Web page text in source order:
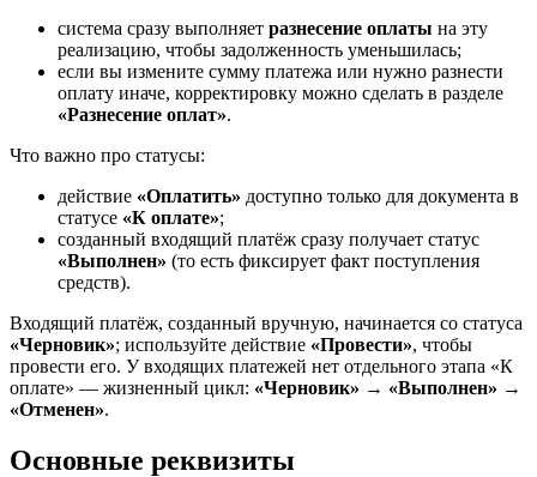
система сразу выполняет разнесение оплаты на эту
реализацию, чтобы задолженность уменьшилась;
если вы измените сумму платежа или нужно разнести
оплату иначе, корректировку можно сделать в разделе
«Разнесение оплат».
Что важно про статусы:
действие «Оплатить» доступно только для документа в
статусе «К оплате»;
созданный входящий платёж сразу получает статус
«Выполнен» (то есть фиксирует факт поступления
средств).
Входящий платёж, созданный вручную, начинается со статуса
«Черновик»; используйте действие «Провести», чтобы
провести его. У входящих платежей нет отдельного этапа «К
оплате» — жизненный цикл: «Черновик» → «Выполнен» →
«Отменен».
Основные реквизиты